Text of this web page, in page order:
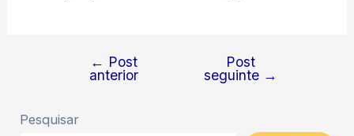
Navegação
Post
← Post
anterior
Post
seguinte →
Pesquisar